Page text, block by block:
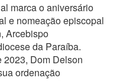
marca o aniversário
e nomeação episcopal
Arcebispo
da Paraíba.
2023, Dom Delson
ordenação